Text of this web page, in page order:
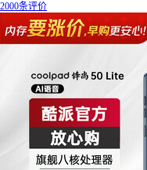
2000条评价